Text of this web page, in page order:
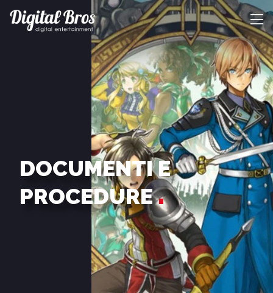
DOCUMENTI E
PROCEDURE